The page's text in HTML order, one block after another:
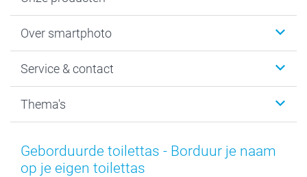
Fotoboeken
Fotocadeaus
Kaarten
Over smartphoto
Vacatures
Bestelproces
Herroepingsrecht
Privacy
Service & contact
Tevredenheidsgarantie
Mijn orderstatus
smartbonus
Thema's
Baby
Moederdag
Geborduurde toilettas - Borduur je naam
op je eigen toilettas